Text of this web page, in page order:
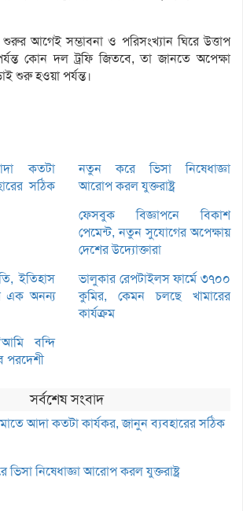
শুরুর আগেই সম্ভাবনা ও পরিসংখ্যান ঘিরে উত্তাপ
কোন দল ট্রফি জিতবে, তা জানতে অপেক্ষা
শুরু হওয়া পর্যন্ত।
কতটা
সঠিক
নতুন করে ভিসা নিষেধাজ্ঞা
আরোপ করল যুক্তরাষ্ট্র
ফেসবুক বিজ্ঞাপনে বিকাশ
পেমেন্ট, নতুন সুযোগের অপেক্ষায়
দেশের উদ্যোক্তারা
ইতিহাস
এক অনন্য
ভালুকার রেপটাইলস ফার্মে ৩৭০০
কুমির, কেমন চলছে খামারের
কার্যক্রম
বন্দি
পরদেশী
সর্বশেষ সংবাদ
আদা কতটা কার্যকর, জানুন ব্যবহারের সঠিক
নিষেধাজ্ঞা আরোপ করল যুক্তরাষ্ট্র